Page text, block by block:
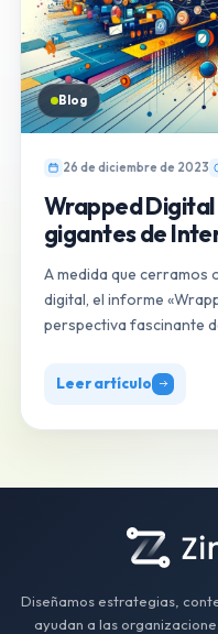
Blog
26 de diciembre de 2023
Wrapped Digital
gigantes de
A medida que cerramos
digital, el informe
perspectiva fascinante
Leer artículo
Diseñamos estrategias,
ayudan a las